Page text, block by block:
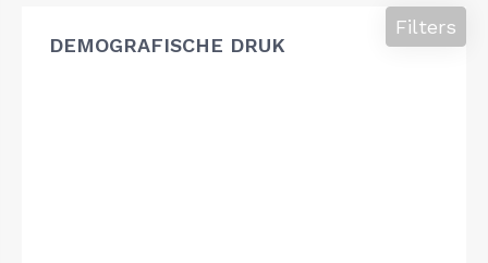
DEMOGRAFISCHE DRUK
Filters